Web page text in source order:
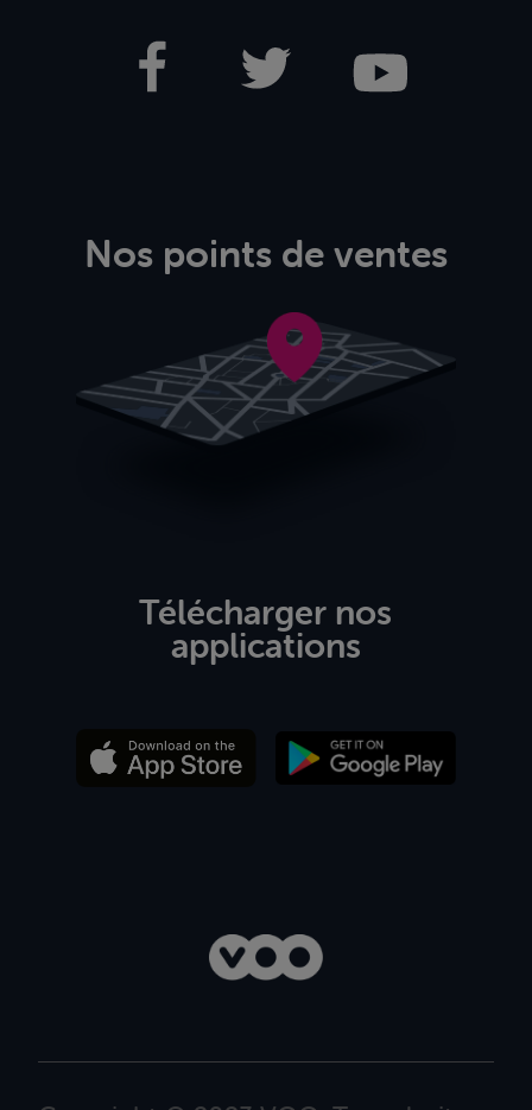
Nos points de ventes
Télécharger nos
applications